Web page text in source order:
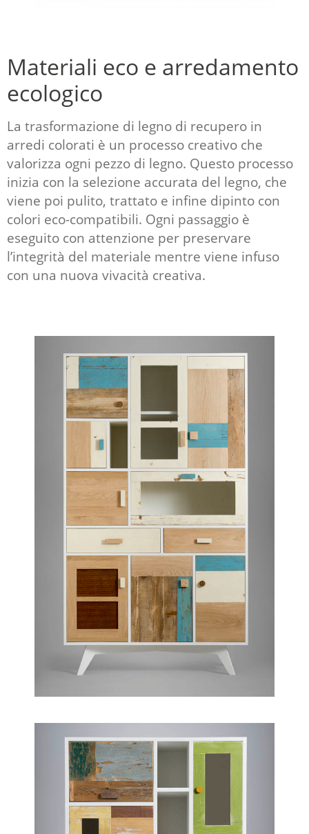
Materiali eco e arredamento
ecologico
La trasformazione di legno di recupero in
arredi colorati è un processo creativo che
valorizza ogni pezzo di legno. Questo processo
inizia con la selezione accurata del legno, che
viene poi pulito, trattato e infine dipinto con
colori eco-compatibili. Ogni passaggio è
eseguito con attenzione per preservare
l’integrità del materiale mentre viene infuso
con una nuova vivacità creativa.